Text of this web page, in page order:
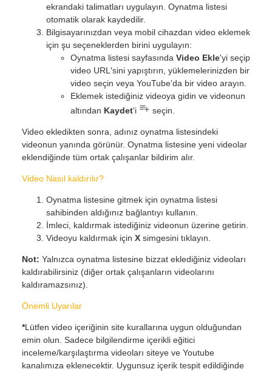
ekrandaki talimatları uygulayın. Oynatma listesi
otomatik olarak kaydedilir.
Bilgisayarınızdan veya mobil cihazdan video eklemek
için şu seçeneklerden birini uygulayın:
Oynatma listesi sayfasında Video Ekle'yi seçip
video URL'sini yapıştırın, yüklemelerinizden bir
video seçin veya YouTube'da bir video arayın.
Eklemek istediğiniz videoya gidin ve videonun
altından Kaydet'i seçin.
Video ekledikten sonra, adınız oynatma listesindeki
videonun yanında görünür. Oynatma listesine yeni videolar
eklendiğinde tüm ortak çalışanlar bildirim alır.
Video Nasıl kaldırılır?
Oynatma listesine gitmek için oynatma listesi
sahibinden aldığınız bağlantıyı kullanın.
İmleci, kaldırmak istediğiniz videonun üzerine getirin.
Videoyu kaldırmak için Xsimgesini tıklayın.
Not: Yalnızca oynatma listesine bizzat eklediğiniz videoları
kaldırabilirsiniz (diğer ortak çalışanların videolarını
kaldıramazsınız).
Önemli Uyarılar
*Lütfen video içeriğinin site kurallarına uygun olduğundan
emin olun. Sadece bilgilendirme içerikli eğitici
inceleme/karşılaştırma videoları siteye ve Youtube
kanalımıza eklenecektir. Uygunsuz içerik tespit edildiğinde